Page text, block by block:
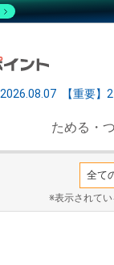
2026.08.07 【重要】
ためる・
※表示されて